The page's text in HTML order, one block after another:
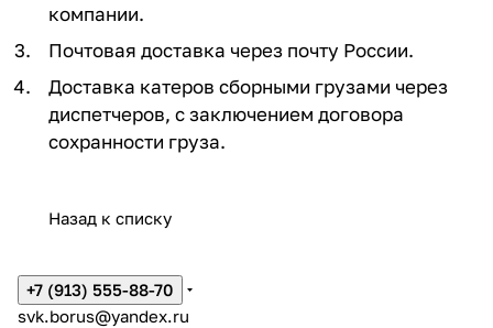
компании.
Почтовая доставка через почту России.
Доставка катеров сборными грузами через
диспетчеров, с заключением договора
сохранности груза.
Назад к списку
+7 (913) 555-88-70
svk.borus@yandex.ru